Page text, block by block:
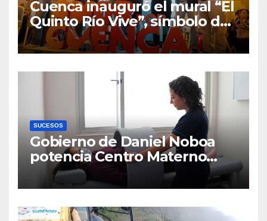
Cuenca inauguró el mural “El
Quinto Río Vive”, símbolo de
la defensa ciudadana del
agua
SUCESOS
Gobierno de Daniel Noboa
potencia Centro Materno
Infantil y Emergencias en
Cuenca con nuevos equipos